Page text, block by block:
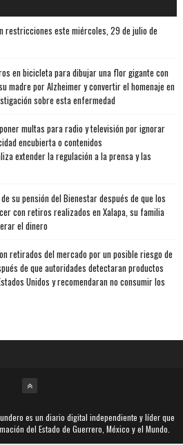
restricciones este miércoles, 29 de julio de
en bicicleta para dibujar una flor gigante con
madre por Alzheimer y convertir el homenaje en
sobre esta enfermedad
multas para radio y televisión por ignorar
encubierta o contenidos
extender la regulación a la prensa y las
su pensión del Bienestar después de que los
con retiros realizados en Xalapa, su familia
el dinero
retirados del mercado por un posible riesgo de
de que autoridades detectaran productos
Unidos y recomendaran no consumir los
es un diario digital independiente y líder que
del Estado de Guerrero, México y el Mundo.